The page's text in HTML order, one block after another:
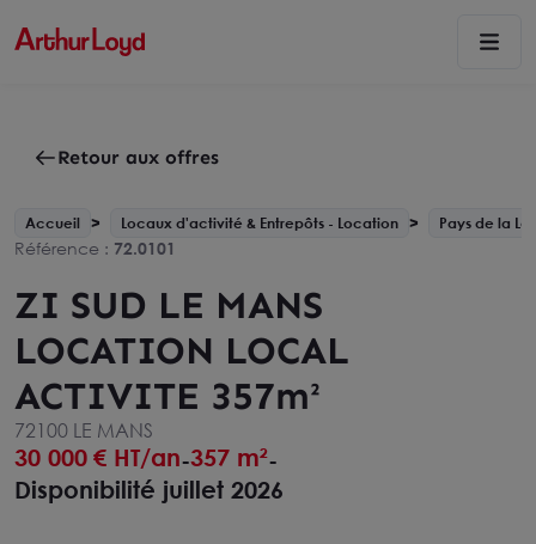
Retour aux offres
Accueil Locaux d'activité & Entrepôts - Location Pays de la
Référence : 72.0101
ZI SUD LE MANS
LOCATION LOCAL
ACTIVITE 357m²
72100 LE MANS
30 000 € HT/an-357 m²-
Disponibilité juillet 2026